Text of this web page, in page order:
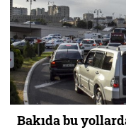
Bakıda bu